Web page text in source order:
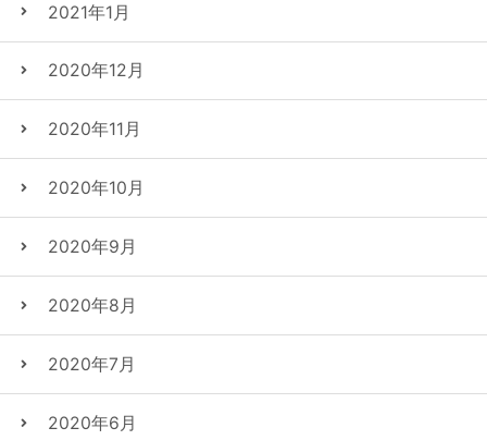
2021年1月
2020年12月
2020年11月
2020年10月
2020年9月
2020年8月
2020年7月
2020年6月